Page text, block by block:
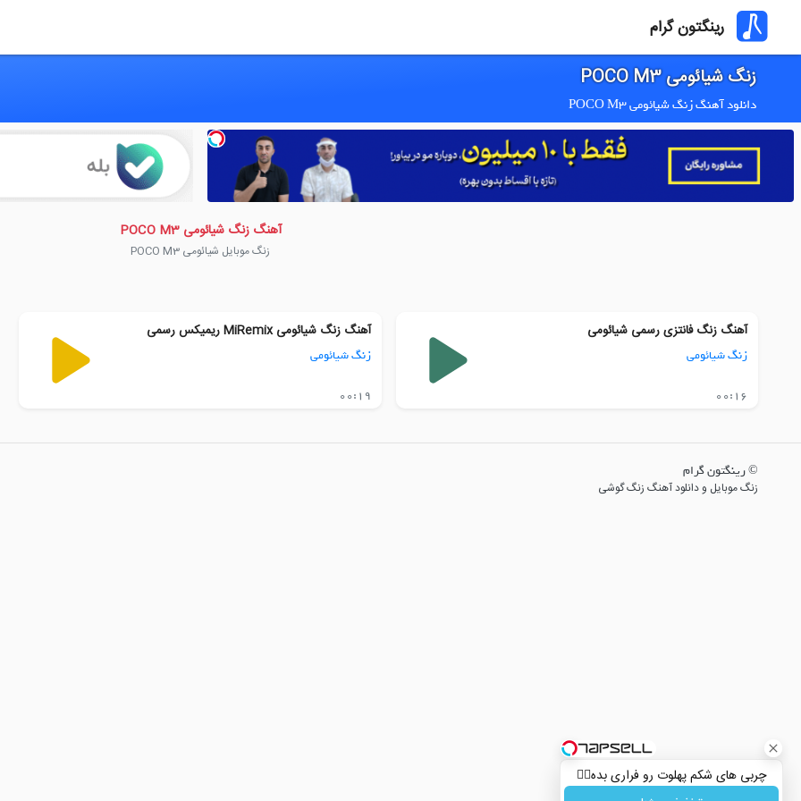
رینگتون گرام
زنگ شیائومی POCO M3
دانلود آهنگ زنگ شیائومی POCO M3
چربی های شکم پهلوت رو فراری بده👌🏻
آهنگ زنگ شیائومی POCO M3
زنگ موبایل شیائومی POCO M3
آهنگ زنگ فانتزی رسمی شیائومی
زنگ شیائومی
00:16
آهنگ زنگ شیائومی MiRemix ریمیکس رسمی
زنگ شیائومی
00:19
© رینگتون گرام
زنگ موبایل و دانلود آهنگ زنگ گوشی